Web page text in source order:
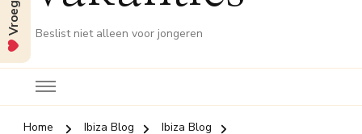
Beslist niet alleen voor jongeren
Home Ibiza Blog
Ibiza Blog